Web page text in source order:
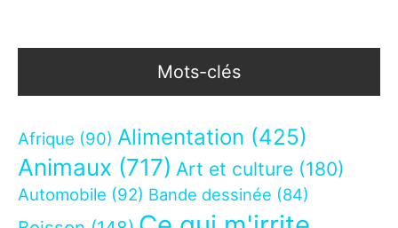
Mots-clés
Afrique (90) Alimentation (425)
Animaux (717) Art et culture (180)
Automobile (92) Bande dessinée (84)